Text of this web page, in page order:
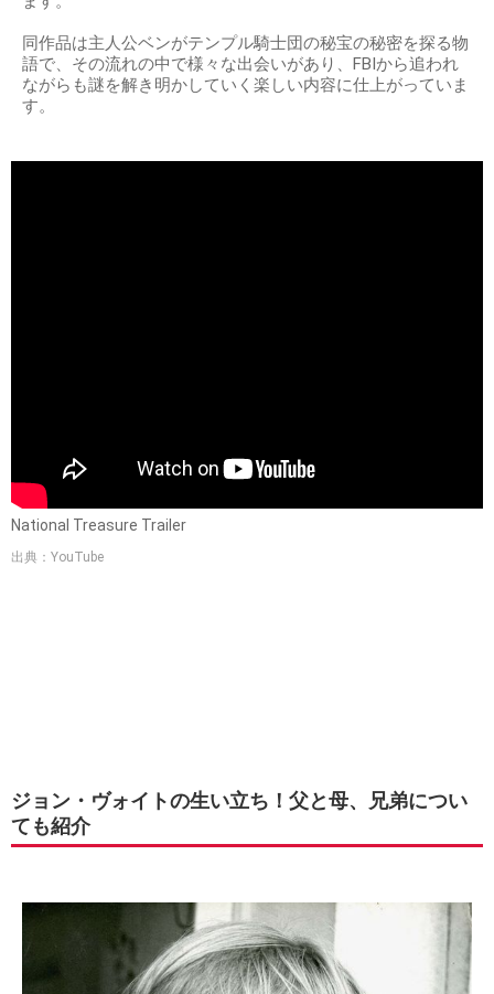
同作品は主人公ベンがテンプル騎士団の秘宝の秘密を探る物
語で、その流れの中で様々な出会いがあり、FBIから追われ
ながらも謎を解き明かしていく楽しい内容に仕上がっていま
す。
National Treasure Trailer
出典：YouTube
ジョン・ヴォイトの生い立ち！父と母、兄弟につい
ても紹介